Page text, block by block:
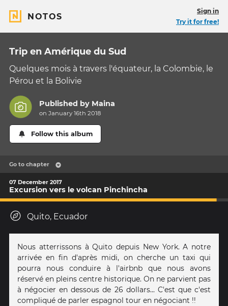
NOTOS
Sign in
Try it for free!
Trip en Amérique du Sud
Quelques mois à travers l'équateur, la Colombie, le
Pérou et la Bolivie
Published by Maina
on January 16th 2018
Follow this album
Go to chapter
07 December 2017
Excursion vers le volcan Pinchincha
Quito, Ecuador
Nous atterrissons à Quito depuis New York. A notre
arrivée en fin d'après midi, on cherche un taxi qui
pourra nous conduire à l'airbnb que nous avons
réservé en pleins centre historique. On ne parvient pas
à négocier en dessous de 26 dollars... C'est que c'est
compliqué de parler espagnol tour en négociant !!